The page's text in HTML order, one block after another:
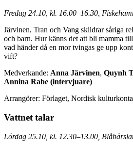
Fredag 24.10, kl. 16.00–16.30,
Järvinen, Tran och Vang skildrar såriga
och barn. Hur känns det att bli mamma
vad händer då en mor tvingas ge upp
vift?
Medverkande: Anna Järvinen, Quynh
Annina Rabe (intervjuare)
Arrangörer: Förlaget, Nordisk
Vattnet talar
Lördag 25.10, kl. 12.30–13.00,